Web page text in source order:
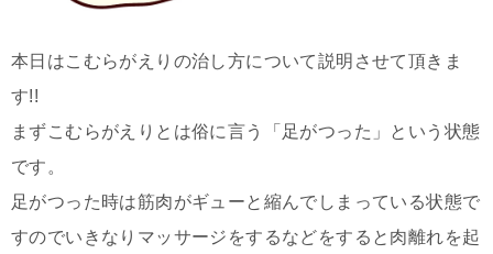
本日はこむらがえりの治し方について説明させて頂きま
す!!
まずこむらがえりとは俗に言う「足がつった」という状態
です。
足がつった時は筋肉がギューと縮んでしまっている状態で
すのでいきなりマッサージをするなどをすると肉離れを起